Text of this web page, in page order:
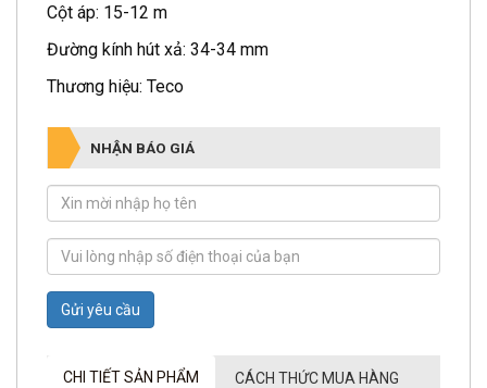
Cột áp: 15-12 m
Đường kính hút xả: 34-34 mm
Thương hiệu: Teco
NHẬN BÁO GIÁ
Gửi yêu cầu
CHI TIẾT SẢN PHẨM CÁCH THỨC MUA HÀNG